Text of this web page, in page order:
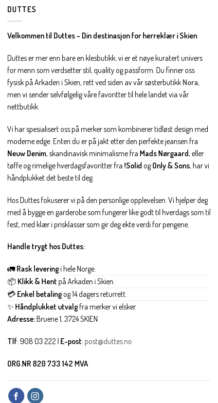
DUTTES
Velkommen til Duttes – Din destinasjon for herreklær i Skien
Duttes er mer enn bare en klesbutikk; vi er et nøye kuratert univers
for menn som verdsetter stil, quality og passform. Du finner oss
fysisk på Arkaden i Skien, rett ved siden av vår søsterbutikk Nora,
men vi sender selvfølgelig våre favoritter til hele landet via vår
nettbutikk.
Vi har spesialisert oss på merker som kombinerer tidløst design med
moderne edge. Enten du er på jakt etter den perfekte jeansen fra
Neuw Denim, skandinavisk minimalisme fra Mads Nørgaard, eller
tøffe og rimelige hverdagsfavoritter fra !Solid ogOnly & Sons, har vi
håndplukket det beste til deg.
Hos Duttes fokuserer vi på den personlige opplevelsen. Vi hjelper deg
med å bygge en garderobe som fungerer like godt til hverdags som til
fest, med klær i prisklasser som gir deg ekte verdi for pengene.
Handle trygt hos Duttes:
🚛 Rask leveringi hele Norge.
📦 Klikk & Hent på Arkaden i Skien.
💳 Enkel betalingog 14 dagers returrett.
✨ Håndplukket utvalgfra merker vi elsker.
Adresse:Bruene 1, 3724 SKIEN
Tlf: 908 03 222 | E-post: post@duttes.no
ORG.NR 820 733 142 MVA